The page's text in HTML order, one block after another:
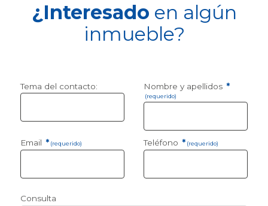
¿Interesado en algún
inmueble?
Tema del contacto: Nombre y apellidos *
(requerido)
Email * (requerido) Teléfono * (requerido)
Consulta